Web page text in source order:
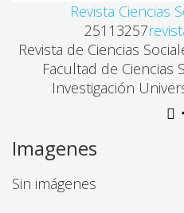
KATRINA: LA
Bridget Hayden
EL MUNDO DE AyER,
INTERPRETACIÓN
Revista Ciencias
25113257
Revista de Ciencias
Facultad de Ciencias
Investigación
Imagenes
Sin imágenes